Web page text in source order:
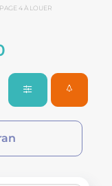
4 À LOUER